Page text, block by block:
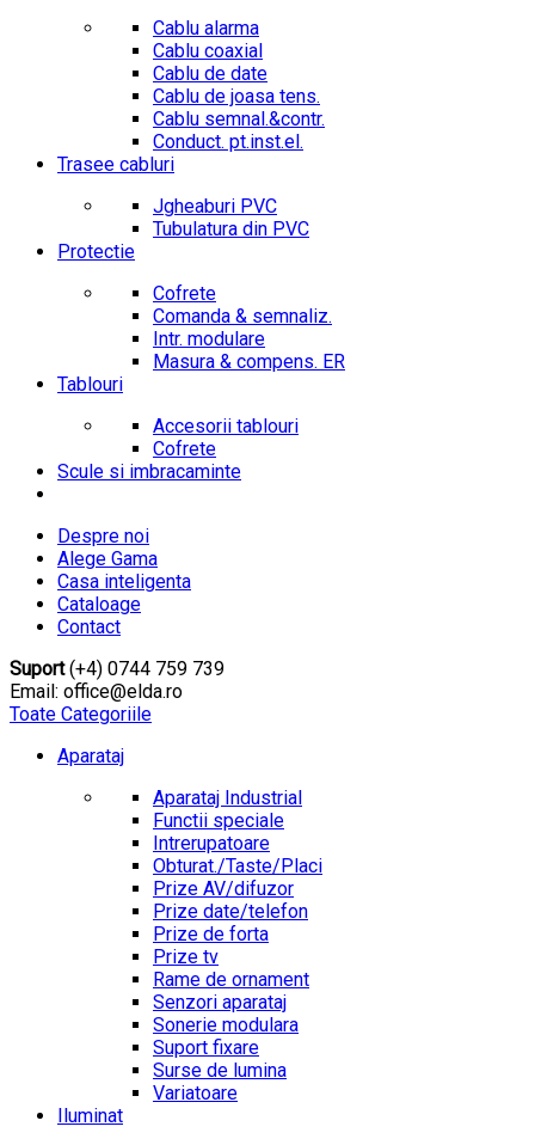
Cablu alarma
Cablu coaxial
Cablu de date
Cablu de joasa tens.
Cablu semnal.&contr.
Conduct. pt.inst.el.
Trasee cabluri
Jgheaburi PVC
Tubulatura din PVC
Protectie
Cofrete
Comanda & semnaliz.
Intr. modulare
Masura & compens. ER
Tablouri
Accesorii tablouri
Cofrete
Scule si imbracaminte
Despre noi
Alege Gama
Casa inteligenta
Cataloage
Contact
Suport(+4) 0744 759 739
Email: office@elda.ro
Toate Categoriile
Aparataj
Aparataj Industrial
Functii speciale
Intrerupatoare
Obturat./Taste/Placi
Prize AV/difuzor
Prize date/telefon
Prize de forta
Prize tv
Rame de ornament
Senzori aparataj
Sonerie modulara
Suport fixare
Surse de lumina
Variatoare
Iluminat